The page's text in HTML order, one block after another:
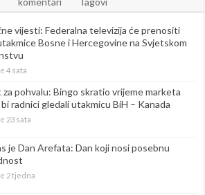
vijesti: Federalna televizija će prenositi
Bosne i Hercegovine na Svjetskom
4 sata
za pohvalu: Bingo skratio vrijeme marketa
radnici gledali utakmicu BiH – Kanada
23 sata
je Dan Arefata: Dan koji nosi posebnu
2 tjedna